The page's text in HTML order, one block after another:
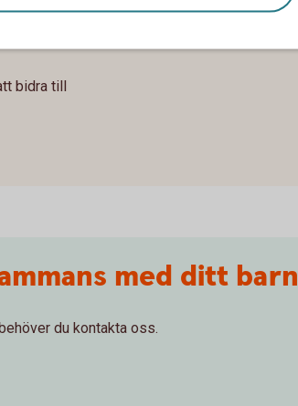
bidra till
med ditt barn
du kontakta oss.